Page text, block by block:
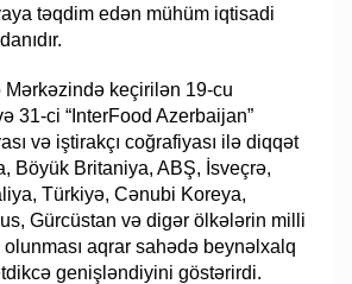
təqdim edən mühüm iqtisadi
Mərkəzində keçirilən 19-cu
31-ci “InterFood Azerbaijan”
və iştirakçı coğrafiyası ilə diqqət
Böyük Britaniya, ABŞ, İsveçrə,
Türkiyə, Cənubi Koreya,
Gürcüstan və digər ölkələrin milli
aqrar sahədə beynəlxalq
genişləndiyini göstərirdi.